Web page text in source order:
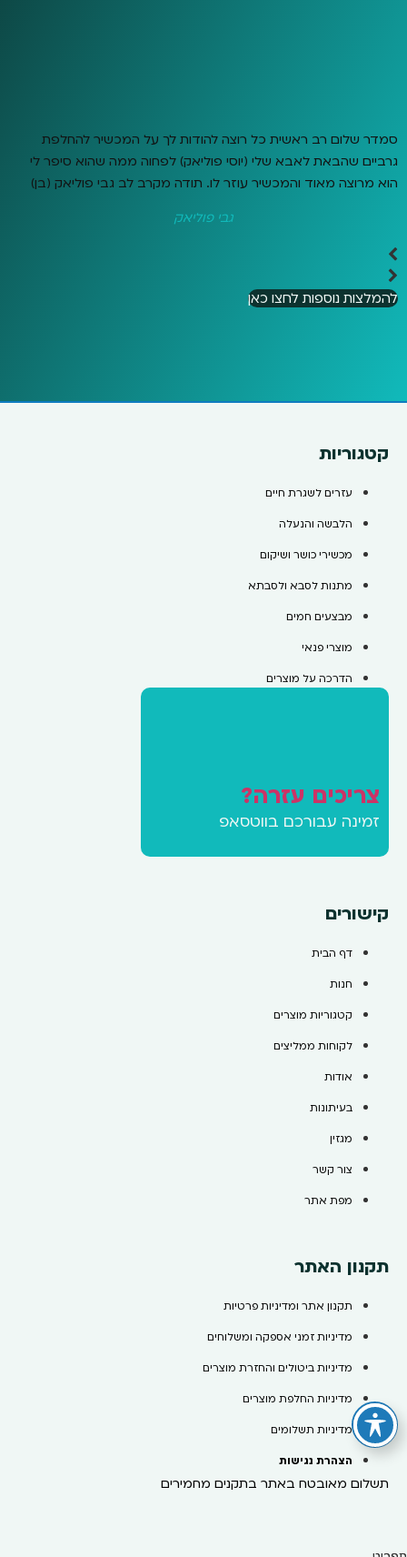
סמדר שלום רב ראשית כל רוצה להודות לך על המכשיר להחלפת
גרביים שהבאת לאבא שלי (יוסי פוליאק) לפחוה ממה שהוא סיפר לי
הוא מרוצה מאוד והמכשיר עוזר לו. תודה מקרב לב גבי פוליאק (בן)
גבי פוליאק
להמלצות נוספות לחצו כאן
קטגוריות
עזרים לשגרת חיים
הלבשה והנעלה
מכשירי כושר ושיקום
מתנות לסבא ולסבתא
מבצעים חמים
מוצרי פנאי
הדרכה על מוצרים
צריכים עזרה?
זמינה עבורכם בווטסאפ
קישורים
דף הבית
חנות
קטגוריות מוצרים
לקוחות ממליצים
אודות
בעיתונות
מגזין
צור קשר
מפת אתר
תקנון האתר
תקנון אתר ומדיניות פרטיות
מדיניות זמני אספקה ומשלוחים
מדיניות ביטולים והחזרת מוצרים
מדיניות החלפת מוצרים
מדיניות תשלומים
הצהרת נגישות
תשלום מאובטח באתר בתקנים מחמירים